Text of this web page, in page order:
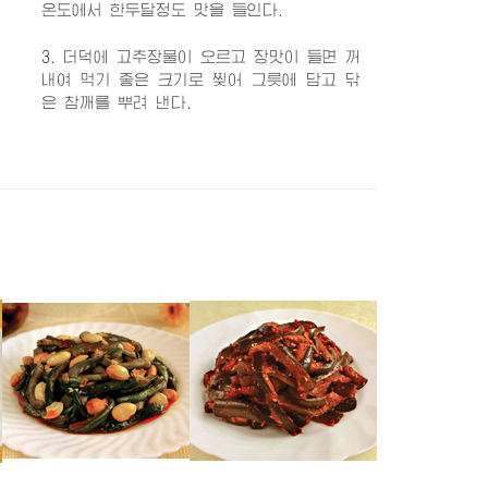
온도에서 한두달정도 맛을 들인다.
3. 더덕에 고추장물이 오르고 장맛이 들면 꺼
내여 먹기 좋은 크기로 찢어 그릇에 담고 닦
은 참깨를 뿌려 낸다.